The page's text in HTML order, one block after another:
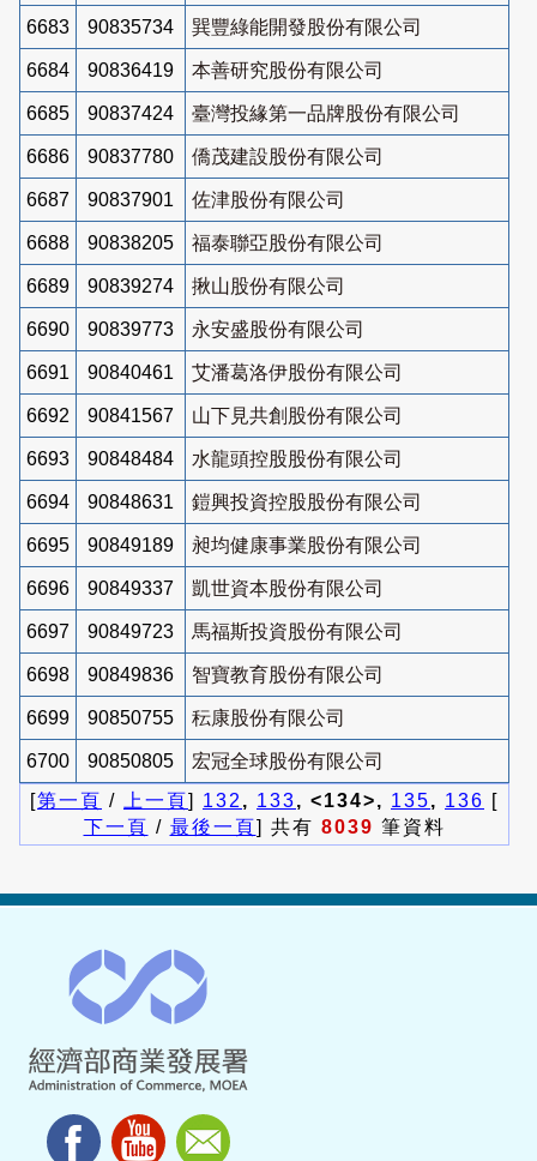
6683 90835734 巽豐綠能開發股份有限公司
6684 90836419 本善研究股份有限公司
6685 90837424 臺灣投緣第一品牌股份有限公司
6686 90837780 僑茂建設股份有限公司
6687 90837901 佐津股份有限公司
6688 90838205 福泰聯亞股份有限公司
6689 90839274 揪山股份有限公司
6690 90839773 永安盛股份有限公司
6691 90840461 艾潘葛洛伊股份有限公司
6692 90841567 山下見共創股份有限公司
6693 90848484 水龍頭控股股份有限公司
6694 90848631 鎧興投資控股股份有限公司
6695 90849189 昶均健康事業股份有限公司
6696 90849337 凱世資本股份有限公司
6697 90849723 馬福斯投資股份有限公司
6698 90849836 智寶教育股份有限公司
6699 90850755 秐康股份有限公司
6700 90850805
宏冠全球股份有限公司
[第一頁 / 上一頁] 132 , 133, <134>, 135, 136 [
下一頁 / 最後一頁] 共有 8039 筆資料